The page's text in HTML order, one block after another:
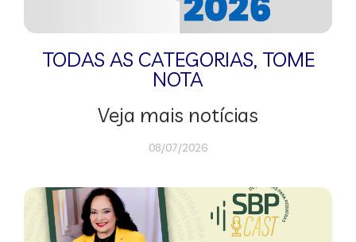
TODAS AS CATEGORIAS, TOME
NOTA
Veja mais notícias
08/07/2026